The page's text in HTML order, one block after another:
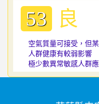
53 良
空氣質量可接受，但
人群健康有較弱影響
極少數異常敏感人群